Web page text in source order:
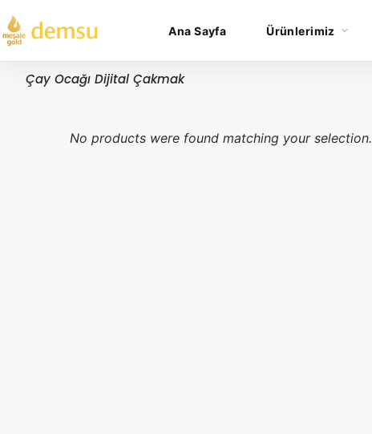
Ana Sayfa Ürünlerimiz
Çay Ocağı Dijital Çakmak
No products were found matching your selection.